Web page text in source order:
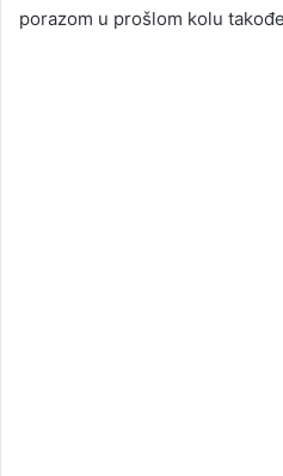
porazom u prošlom kolu